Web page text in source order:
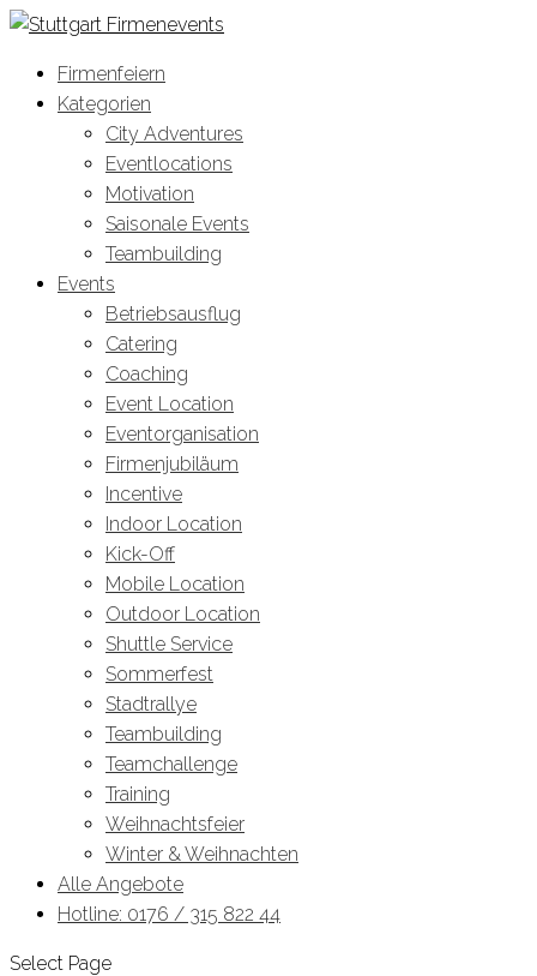
Firmenfeiern
Kategorien
City Adventures
Eventlocations
Motivation
Saisonale Events
Teambuilding
Events
Betriebsausflug
Catering
Coaching
Event Location
Eventorganisation
Firmenjubiläum
Incentive
Indoor Location
Kick-Off
Mobile Location
Outdoor Location
Shuttle Service
Sommerfest
Stadtrallye
Teambuilding
Teamchallenge
Training
Weihnachtsfeier
Winter & Weihnachten
Alle Angebote
Hotline: 0176 / 315 822 44
Select Page